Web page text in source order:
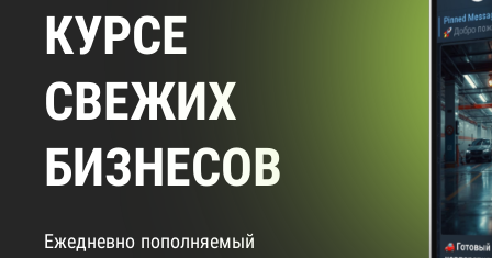
КУРСЕ
СВЕЖИХ
БИЗНЕСОВ
Ежедневно пополняемый